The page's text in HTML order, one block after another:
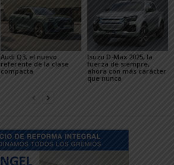
Audi Q3, el nuevo
referente de la clase
compacta
Isuzu D-Max 2025, la
fuerza de siempre,
ahora con más carácter
que nunca